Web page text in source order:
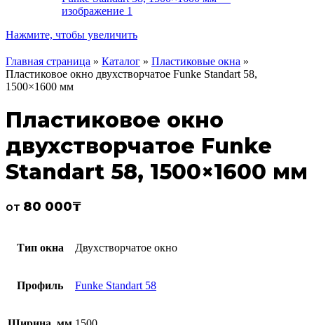
Нажмите, чтобы увеличить
Главная страница » Каталог » Пластиковые окна »
Пластиковое окно двухстворчатое Funke Standart 58,
1500×1600 мм
Пластиковое окно
двухстворчатое Funke
Standart 58, 1500×1600 мм
от 80 000₸
Тип окна Двухстворчатое окно
Профиль Funke Standart 58